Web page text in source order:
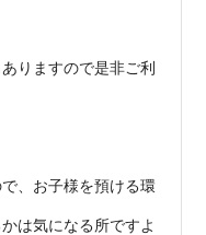
りますので是非ご利
、お子様を預ける環
は気になる所ですよ